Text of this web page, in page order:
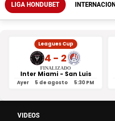
LIGA HONDUBET
Leagues Cup
4 - 2
FINALIZADO
Inter Miami - San Luis
Ayer 5 de agosto 5:30 PM
VIDEOS